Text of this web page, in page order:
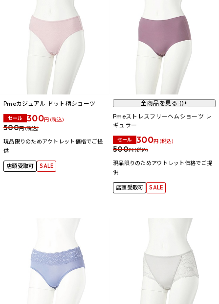
Pmeカジュアル ドット柄ショーツ
セール 300円 (税込)
500円 (税込)
現品限りのためアウトレット価格でご提
供
店頭受取可 SALE
全商品を見る ()+
Pmeストレスフリーヘムショーツ レ
ギュラー
セール 300円 (税込)
500円 (税込)
現品限りのためアウトレット価格でご提
供
店頭受取可 SALE